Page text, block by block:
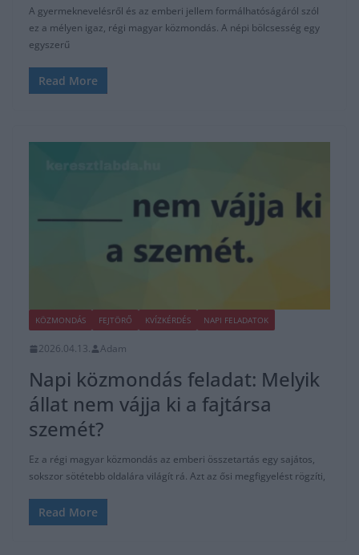
A gyermeknevelésről és az emberi jellem formálhatóságáról szól
ez a mélyen igaz, régi magyar közmondás. A népi bölcsesség egy
egyszerű
Read More
KÖZMONDÁS FEJTÖRŐ KVÍZKÉRDÉS NAPI FELADATOK
2026.04.13. Adam
Napi közmondás feladat: Melyik
állat nem vájja ki a fajtársa
szemét?
Ez a régi magyar közmondás az emberi összetartás egy sajátos,
sokszor sötétebb oldalára világít rá. Azt az ősi megfigyelést rögzíti,
Read More